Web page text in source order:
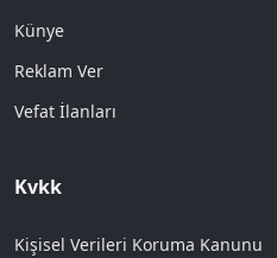
Künye
Reklam Ver
Vefat İlanları
Kvkk
Kişisel Verileri Koruma Kanunu